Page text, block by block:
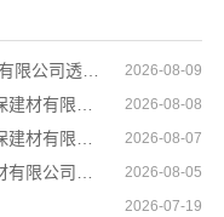
永城新房装修半包-河南璟臻环保建材有限公司透明报价省心 2026-08-09
2026-08-08
2026-08-07
2026-08-05
2026-07-19